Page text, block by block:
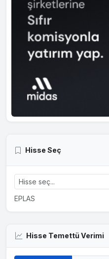
Hisse Seç
EPLAS
Hisse Temettü Verimi